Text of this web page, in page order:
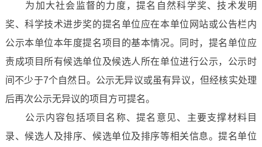
为加大社会监督的力度，提名自然科学奖、技术发明
奖、科学技术进步奖的提名单位应在本单位网站或公告栏内
公示本单位本年度提名项目的基本情况。同时，提名单位应
责成项目所有候选单位及候选人所在单位进行公示，公示时
间不少于7个自然日。公示无异议或虽有异议，但经核实处理
后再次公示无异议的项目方可提名。
公示内容包括项目名称、提名意见、主要支撑材料目
录、候选人及排序、候选单位及排序等相关信息。提名单位